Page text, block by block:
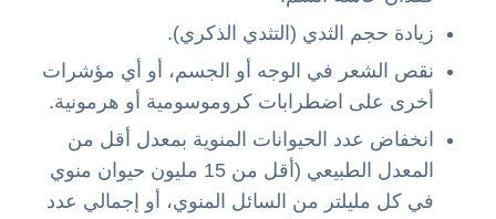
زيادة حجم الثدي (التثدي الذكري).
نقص الشعر في الوجه أو الجسم، أو أي مؤشرات
أخرى على اضطرابات كروموسومية أو هرمونية.
انخفاض عدد الحيوانات المنوية بمعدل أقل من
المعدل الطبيعي (أقل من 15 مليون حيوان منوي
في كل مليلتر من السائل المنوي، أو إجمالي عدد